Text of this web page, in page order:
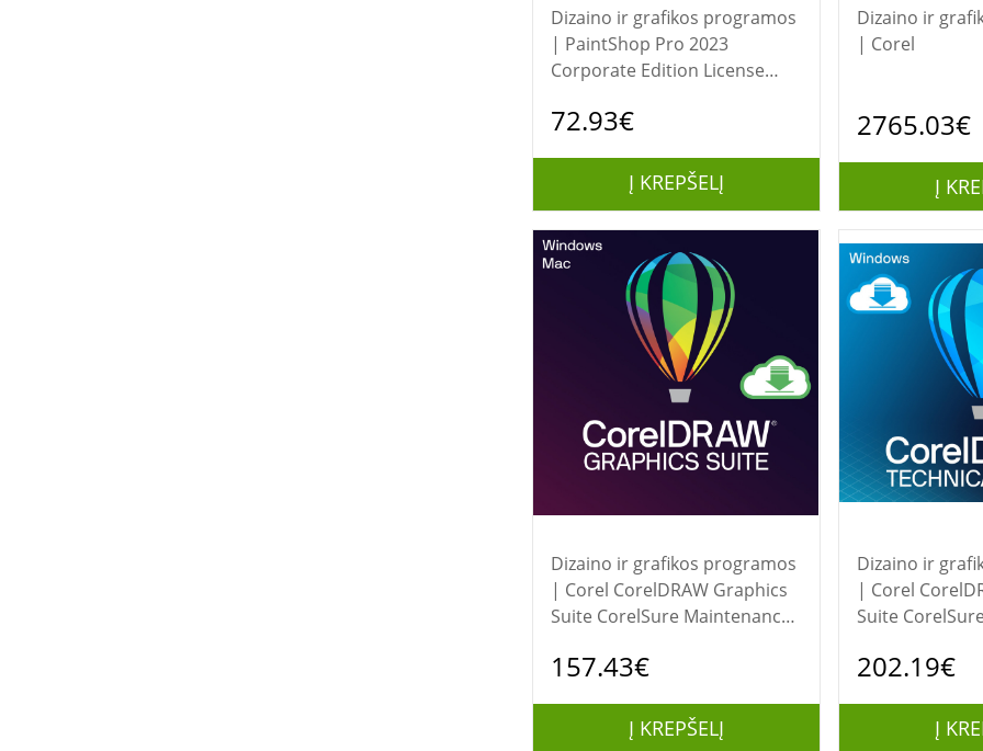
Dizaino ir grafikos programos
| PaintShop Pro 2023
Corporate Edition License
72.93€
Į KREPŠELĮ
Dizaino ir
| Corel
2765.03€
Į
Dizaino ir grafikos programos
| Corel CorelDRAW Graphics
Suite CorelSure Maintenance
157.43€
Į KREPŠELĮ
Dizaino ir
| Corel CorelDRAW Technical
Suite
202.19€
Į